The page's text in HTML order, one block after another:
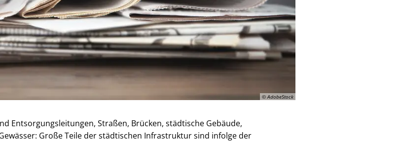
© AdobeStock
Entsorgungsleitungen, Straßen, Brücken, städtische Gebäude,
Große Teile der städtischen Infrastruktur sind infolge der